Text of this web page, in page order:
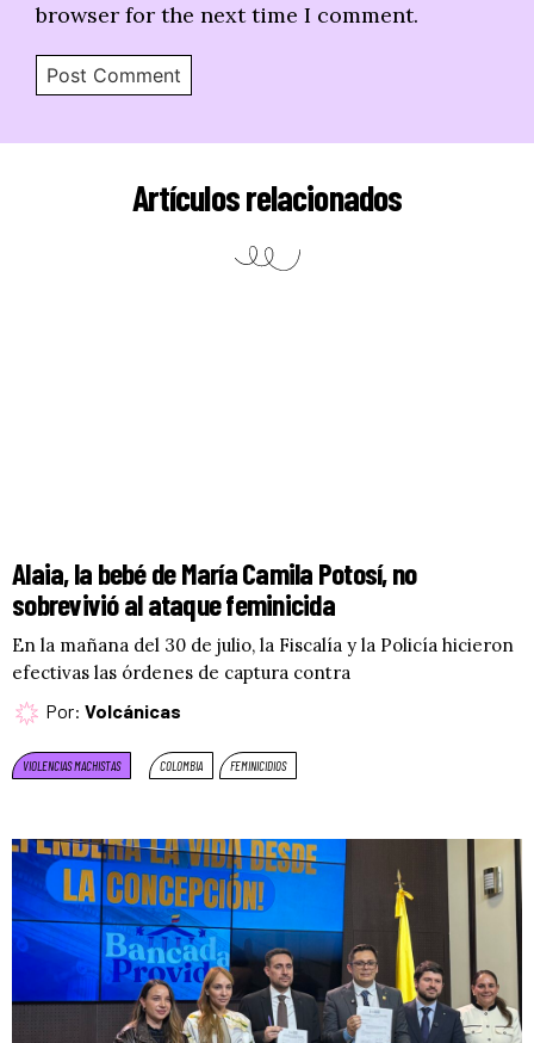
browser for the next time I comment.
Artículos relacionados
Alaia, la bebé de María Camila Potosí, no
sobrevivió al ataque feminicida
En la mañana del 30 de julio, la Fiscalía y la Policía hicieron
efectivas las órdenes de captura contra
Por: Volcánicas
VIOLENCIAS MACHISTAS COLOMBIA FEMINICIDIOS